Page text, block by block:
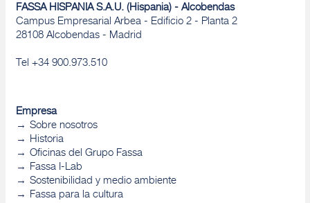
FASSA HISPANIA S.A.U. (Hispania) - Alcobendas
Campus Empresarial Arbea - Edificio 2 - Planta 2
28108 Alcobendas - Madrid
Tel +34 900.973.510
Empresa
Sobre nosotros
Historia
Oficinas del Grupo Fassa
Fassa I-Lab
Sostenibilidad y medio ambiente
Fassa para la cultura